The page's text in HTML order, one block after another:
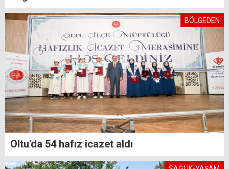
BÖLGEDEN
Oltu'da 54 hafız icazet aldı